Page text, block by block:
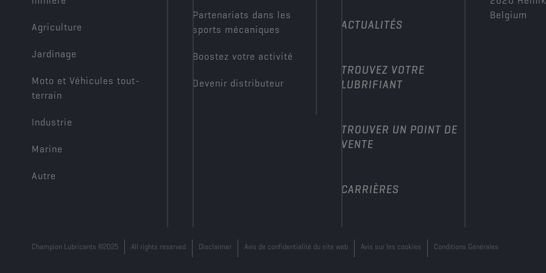
Agriculture
Jardinage
Moto et Véhicules tout-
terrain
Industrie
Marine
Autre
Partenariats dans les
sports mécaniques
Boostez votre activité
Devenir distributeur
ACTUALITÉS
TROUVEZ VOTRE
LUBRIFIANT
TROUVER UN POINT DE
VENTE
CARRIÈRES
Belgium
Champion Lubricants ©2025 All rights reserved Disclaimer Avis de confidentialité du site web Avis sur les cookies Conditions Générales